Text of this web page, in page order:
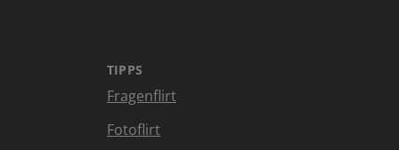
TIPPS
Fragenflirt
Fotoflirt